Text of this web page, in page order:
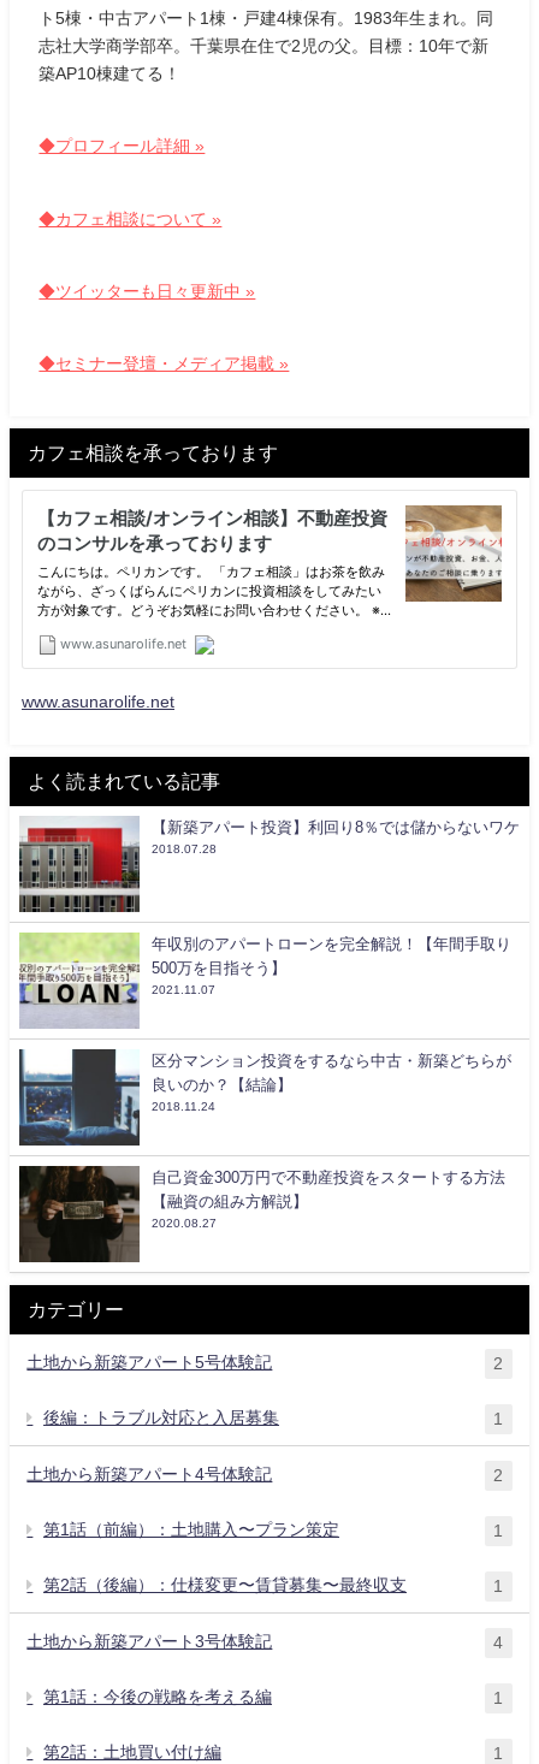
ト5棟・中古アパート1棟・戸建4棟保有。1983年生まれ。同
志社大学商学部卒。千葉県在住で2児の父。目標：10年で新
築AP10棟建てる！
◆プロフィール詳細 »
◆カフェ相談について »
◆ツイッターも日々更新中 »
◆セミナー登壇・メディア掲載 »
カフェ相談を承っております
www.asunarolife.net
よく読まれている記事
【新築アパート投資】利回り8％では儲からないワケ
2018.07.28
年収別のアパートローンを完全解説！【年間手取り
500万を目指そう】
2021.11.07
区分マンション投資をするなら中古・新築どちらが
良いのか？【結論】
2018.11.24
自己資金300万円で不動産投資をスタートする方法
【融資の組み方解説】
2020.08.27
カテゴリー
土地から新築アパート5号体験記 2
後編：トラブル対応と入居募集 1
土地から新築アパート4号体験記 2
第1話（前編）：土地購入〜プラン策定 1
第2話（後編）：仕様変更〜賃貸募集〜最終収支 1
土地から新築アパート3号体験記 4
第1話：今後の戦略を考える編 1
第2話：土地買い付け編 1